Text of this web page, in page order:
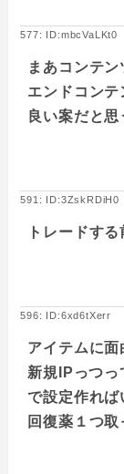
577: ID:mbcVaLKt0
まあコンテ
エンドコン
良い案だと思
591: ID:3ZskRDiH0
トレードす
596: ID:6xd6tXerr
アイテムに面
新規IPっつっ
で設定作れば
回復薬１つ取